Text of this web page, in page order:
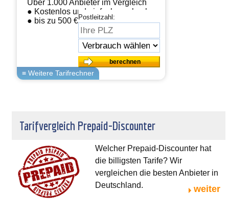
Über 1.000 Anbieter im Vergleich
● Kostenlos und einfach wechseln
● bis zu 500 € sparen
Postleitzahl:
Tarifvergleich Prepaid-Discounter
Welcher Prepaid-Discounter hat
die billigsten Tarife? Wir
vergleichen die besten Anbieter in
Deutschland.
weiter